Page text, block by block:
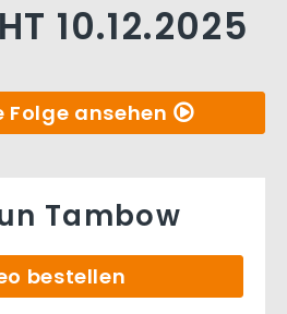
10.12.2025
ansehen
Tambow
bestellen